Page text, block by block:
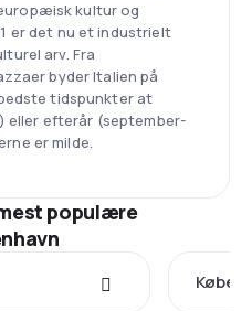
kultur og
er det nu et industrielt
arv. Fra
byder Italien på
tidspunkter at
eller efterår (september-
er milde.
populære